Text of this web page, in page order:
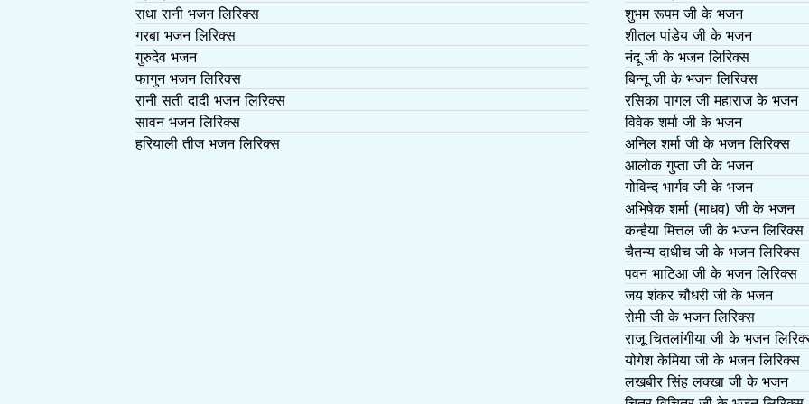
राधा रानी भजन लिरिक्स
गरबा भजन लिरिक्स
गुरुदेव भजन
फागुन भजन लिरिक्स
रानी सती दादी भजन लिरिक्स
सावन भजन लिरिक्स
हरियाली तीज भजन लिरिक्स
शुभम रूपम जी के भजन
शीतल पांडेय जी के भजन
नंदू जी के भजन लिरिक्स
बिन्नू जी के भजन लिरिक्स
रसिका पागल जी महाराज के भजन
विवेक शर्मा जी के भजन
अनिल शर्मा जी के भजन लिरिक्स
आलोक गुप्ता जी के भजन
गोविन्द भार्गव जी के भजन
अभिषेक शर्मा (माधव) जी के भजन
कन्हैया मित्तल जी के भजन लिरिक्स
चैतन्य दाधीच जी के भजन लिरिक्स
पवन भाटिआ जी के भजन लिरिक्स
जय शंकर चौधरी जी के भजन
रोमी जी के भजन लिरिक्स
राजू चितलांगीया जी के भजन
योगेश केमिया जी के भजन लिरिक्स
लखबीर सिंह लक्खा जी के भजन